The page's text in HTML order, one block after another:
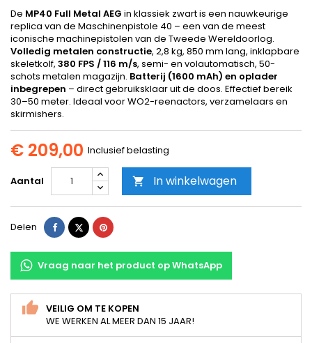
De MP40 Full Metal AEG in klassiek zwart is een nauwkeurige
replica van de Maschinenpistole 40 – een van de meest
iconische machinepistolen van de Tweede Wereldoorlog.
Volledig metalen constructie, 2,8 kg, 850 mm lang, inklapbare
skeletkolf, 380 FPS / 116 m/s, semi- en volautomatisch, 50-
schots metalen magazijn. Batterij (1600 mAh) en oplader
inbegrepen – direct gebruiksklaar uit de doos. Effectief bereik
30–50 meter. Ideaal voor WO2-reenactors, verzamelaars en
skirmishers.
€ 209,00 Inclusief belasting
Aantal  In winkelwagen
Delen DelenTweetPinterest
Vraag naar het product op WhatsApp
VEILIG OM TE KOPEN
WE WERKEN AL MEER DAN 15 JAAR!